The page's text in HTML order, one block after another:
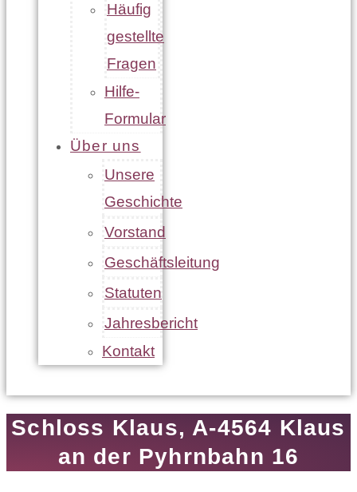
Häufig
gestellte
Fragen
Hilfe-
Formular
Über uns
Unsere
Geschichte
Vorstand
Geschäftsleitung
Statuten
Jahresbericht
Kontakt
Schloss Klaus, A-4564 Klaus
an der Pyhrnbahn 16